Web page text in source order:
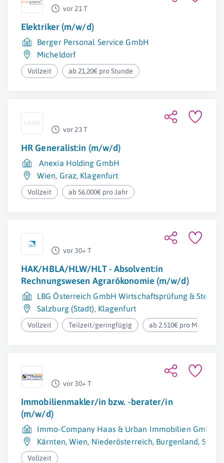
vor 21 T
Elektriker (m/w/d)
Berger Personal Service GmbH
Micheldorf
Vollzeit ab 21,20€ pro Stunde
vor 23 T
HR Generalist:in (m/w/d)
Anexia Holding GmbH
Wien, Graz, Klagenfurt
Vollzeit ab 56.000€ pro Jahr
vor 30+ T
HAK/HBLA/HLW/HLT - Absolvent:in
Rechnungswesen Agrarökonomie (m/w/d)
LBG Österreich GmbH Wirtschaftsprüfung &
Salzburg (Stadt), Klagenfurt
Vollzeit Teilzeit/geringfügig ab 2.510€ pro Monat
vor 30+ T
Immobilienmakler/in bzw. -berater/in
(m/w/d)
Immo-Company Haas & Urban Immobilien GmbH
Kärnten, Wien, Niederösterreich, Burgenland,
Vollzeit